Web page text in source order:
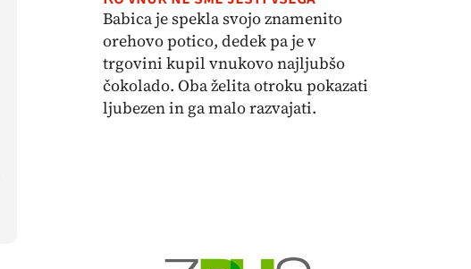
Babica je spekla svojo znamenito
orehovo potico, dedek pa je v
trgovini kupil vnukovo najljubšo
čokolado. Oba želita otroku pokazati
ljubezen in ga malo razvajati.